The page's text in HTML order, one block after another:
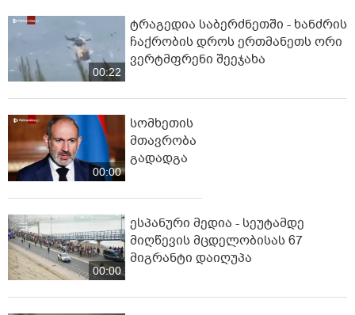
00:22
ტრაგედია საბერძნეთში - ხანძრის
ჩაქრობის დროს ერთმანეთს ორი
ვერტმფრენი შეეჯახა
00:00
სომხეთის
მთავრობა
გადადგა
00:00
ესპანური მედია - სეუტამდე
მიღწევის მცდელობისას 67
მიგრანტი დაიღუპა